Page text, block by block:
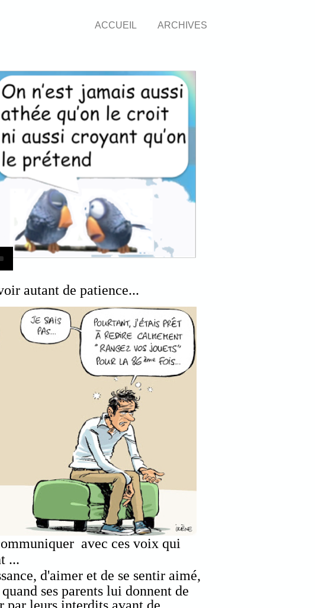
ACCUEIL ARCHIVES
avec ces voix qui
...
d'aimer et de se sentir aimé,
ses parents lui donnent de
autant de patience...